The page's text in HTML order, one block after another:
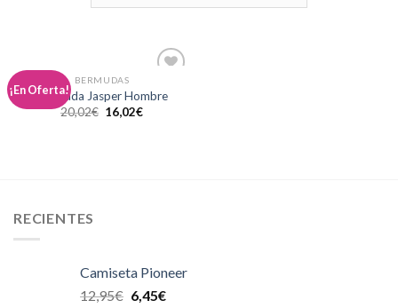
¡En Oferta!
a la
BERMUDAS
Bermuda Jasper Hombre
20,02€ 16,02€
RECIENTES
Camiseta Pioneer
12,95€ 6,45€